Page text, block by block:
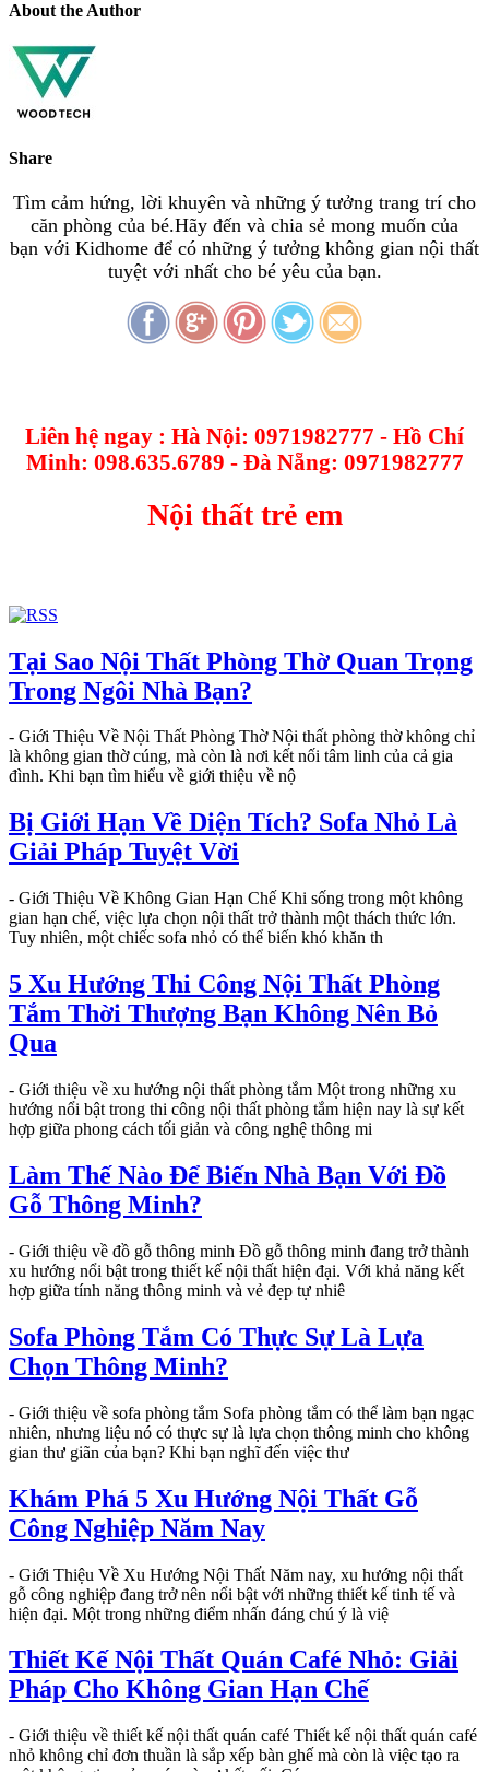
About the Author
Share
Tìm cảm hứng, lời khuyên và những ý tưởng trang trí cho
căn phòng của bé.Hãy đến và chia sẻ mong muốn của
bạn với Kidhome để có những ý tưởng không gian nội thất
tuyệt với nhất cho bé yêu của bạn.
Liên hệ ngay : Hà Nội: 0971982777 - Hồ Chí
Minh: 098.635.6789 - Đà Nẵng: 0971982777
Nội thất trẻ em
Tại Sao Nội Thất Phòng Thờ Quan Trọng
Trong Ngôi Nhà Bạn?
- Giới Thiệu Về Nội Thất Phòng Thờ Nội thất phòng thờ không chỉ
là không gian thờ cúng, mà còn là nơi kết nối tâm linh của cả gia
đình. Khi bạn tìm hiểu về giới thiệu về nộ
Bị Giới Hạn Về Diện Tích? Sofa Nhỏ Là
Giải Pháp Tuyệt Vời
- Giới Thiệu Về Không Gian Hạn Chế Khi sống trong một không
gian hạn chế, việc lựa chọn nội thất trở thành một thách thức lớn.
Tuy nhiên, một chiếc sofa nhỏ có thể biến khó khăn th
5 Xu Hướng Thi Công Nội Thất Phòng
Tắm Thời Thượng Bạn Không Nên Bỏ
Qua
- Giới thiệu về xu hướng nội thất phòng tắm Một trong những xu
hướng nổi bật trong thi công nội thất phòng tắm hiện nay là sự kết
hợp giữa phong cách tối giản và công nghệ thông mi
Làm Thế Nào Để Biến Nhà Bạn Với Đồ
Gỗ Thông Minh?
- Giới thiệu về đồ gỗ thông minh Đồ gỗ thông minh đang trở thành
xu hướng nổi bật trong thiết kế nội thất hiện đại. Với khả năng kết
hợp giữa tính năng thông minh và vẻ đẹp tự nhiê
Sofa Phòng Tắm Có Thực Sự Là Lựa
Chọn Thông Minh?
- Giới thiệu về sofa phòng tắm Sofa phòng tắm có thể làm bạn ngạc
nhiên, nhưng liệu nó có thực sự là lựa chọn thông minh cho không
gian thư giãn của bạn? Khi bạn nghĩ đến việc thư
Khám Phá 5 Xu Hướng Nội Thất Gỗ
Công Nghiệp Năm Nay
- Giới Thiệu Về Xu Hướng Nội Thất Năm nay, xu hướng nội thất
gỗ công nghiệp đang trở nên nổi bật với những thiết kế tinh tế và
hiện đại. Một trong những điểm nhấn đáng chú ý là việ
Thiết Kế Nội Thất Quán Café Nhỏ: Giải
Pháp Cho Không Gian Hạn Chế
- Giới thiệu về thiết kế nội thất quán café Thiết kế nội thất quán café
nhỏ không chỉ đơn thuần là sắp xếp bàn ghế mà còn là việc tạo ra